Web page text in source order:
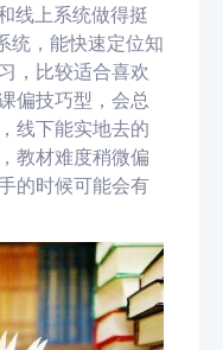
线上系统做得挺
统，能快速定位知
，比较适合喜欢
偏技巧型，会总
线下能实地去的
教材难度稍微偏
的时候可能会有